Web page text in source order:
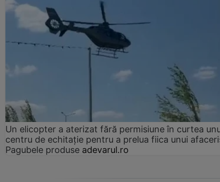
Un elicopter a aterizat fără permisiune în curtea
centru de echitație pentru a prelua fiica unui
Pagubele produse adevarul.ro